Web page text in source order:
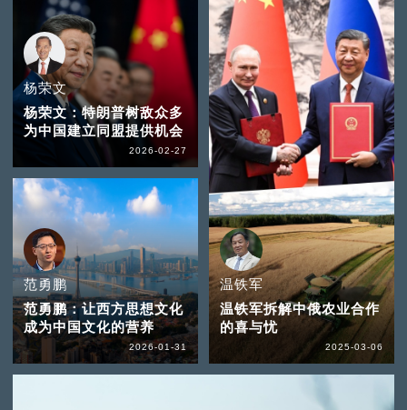
杨荣文
杨荣文：特朗普树敌众多
为中国建立同盟提供机会
2026-02-27
范勇鹏
范勇鹏：让西方思想文化
成为中国文化的营养
2026-01-31
温铁军
温铁军拆解中俄农业合作
的喜与忧
2025-03-06